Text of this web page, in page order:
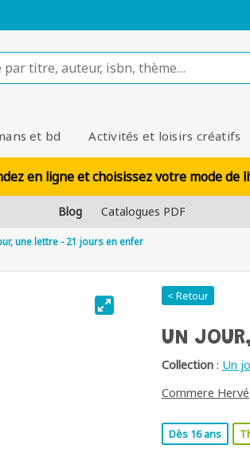
et bd Activités et loisirs créatifs
en ligne et choisissez votre mode de
Blog Catalogues PDF
une lettre - 21 jours en enfer
< Retour
UN
Collection : Un
Commere Hervé
Dès 16 ans